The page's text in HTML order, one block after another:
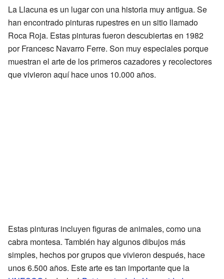
La Llacuna es un lugar con una historia muy antigua. Se
han encontrado pinturas rupestres en un sitio llamado
Roca Roja. Estas pinturas fueron descubiertas en 1982
por Francesc Navarro Ferre. Son muy especiales porque
muestran el arte de los primeros cazadores y recolectores
que vivieron aquí hace unos 10.000 años.
Estas pinturas incluyen figuras de animales, como una
cabra montesa. También hay algunos dibujos más
simples, hechos por grupos que vivieron después, hace
unos 6.500 años. Este arte es tan importante que la